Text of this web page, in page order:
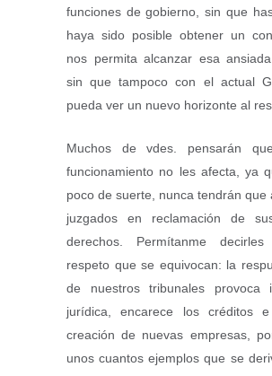
funciones de gobierno, sin que
haya sido posible obtener un
nos permita alcanzar esa
sin que tampoco con el actual
pueda ver un nuevo horizonte al
Muchos de vdes. pensarán
funcionamiento no les afecta, ya
poco de suerte, nunca tendrán que
juzgados en reclamación de
derechos. Permítanme
respeto que se equivocan: la
de nuestros tribunales provoca
jurídica, encarece los créditos
creación de nuevas empresas,
unos cuantos ejemplos que se